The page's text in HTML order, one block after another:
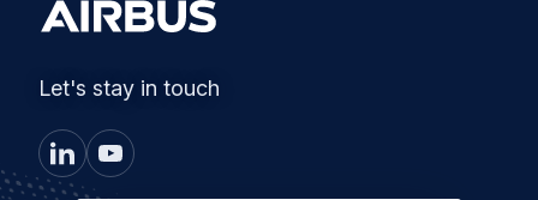
Let's stay in touch